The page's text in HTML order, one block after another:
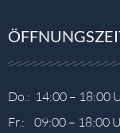
Do.: 14:00 – 18:00
Fr.: 09:00 – 18:00